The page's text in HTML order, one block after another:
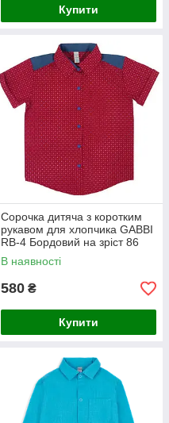
Купити
Сорочка дитяча з коротким
рукавом для хлопчика GABBI
RB-4 Бордовий на зріст 86
(11292)
В наявності
580 ₴
Купити